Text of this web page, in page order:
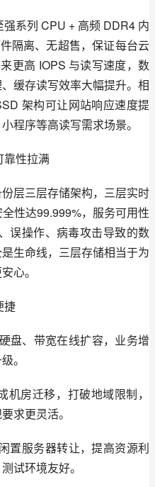
系列 CPU + 高频 DDR4 内
隔离、无超售，保证每台云
更高 IOPS 与读写速度，数
缓存读写效率大幅提升。相
架构可让网站响应速度提
程序等高读写需求场景。
靠性拉满
层三层存储架构，三层实时
性达99.999%，服务可用性
误操作、病毒攻击导致的数
生命线，三层存储相当于为
心。
捷
盘、带宽在线扩容，业务增
。
房迁移，打破地域限制，
求更灵活。
置服务器转让，提高资源利
试环境友好。